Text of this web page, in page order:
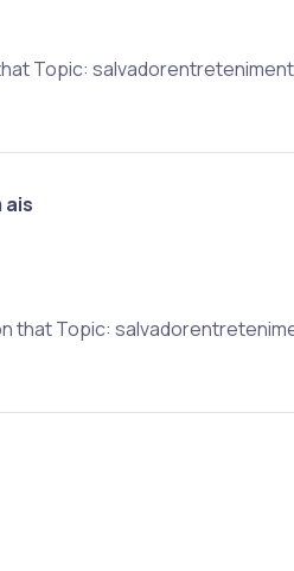
Topic:
ais
that Topic: